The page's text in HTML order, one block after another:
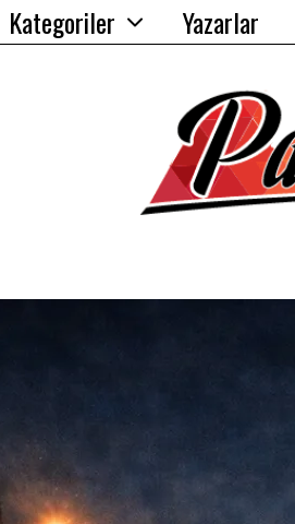
Kategoriler Yazarlar